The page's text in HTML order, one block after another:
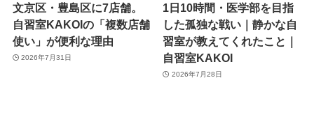
文京区・豊島区に7店舗。
自習室KAKOIの「複数店舗
使い」が便利な理由
2026年7月31日
1日10時間・医学部を目指
した孤独な戦い｜静かな自
習室が教えてくれたこと｜
自習室KAKOI
2026年7月28日